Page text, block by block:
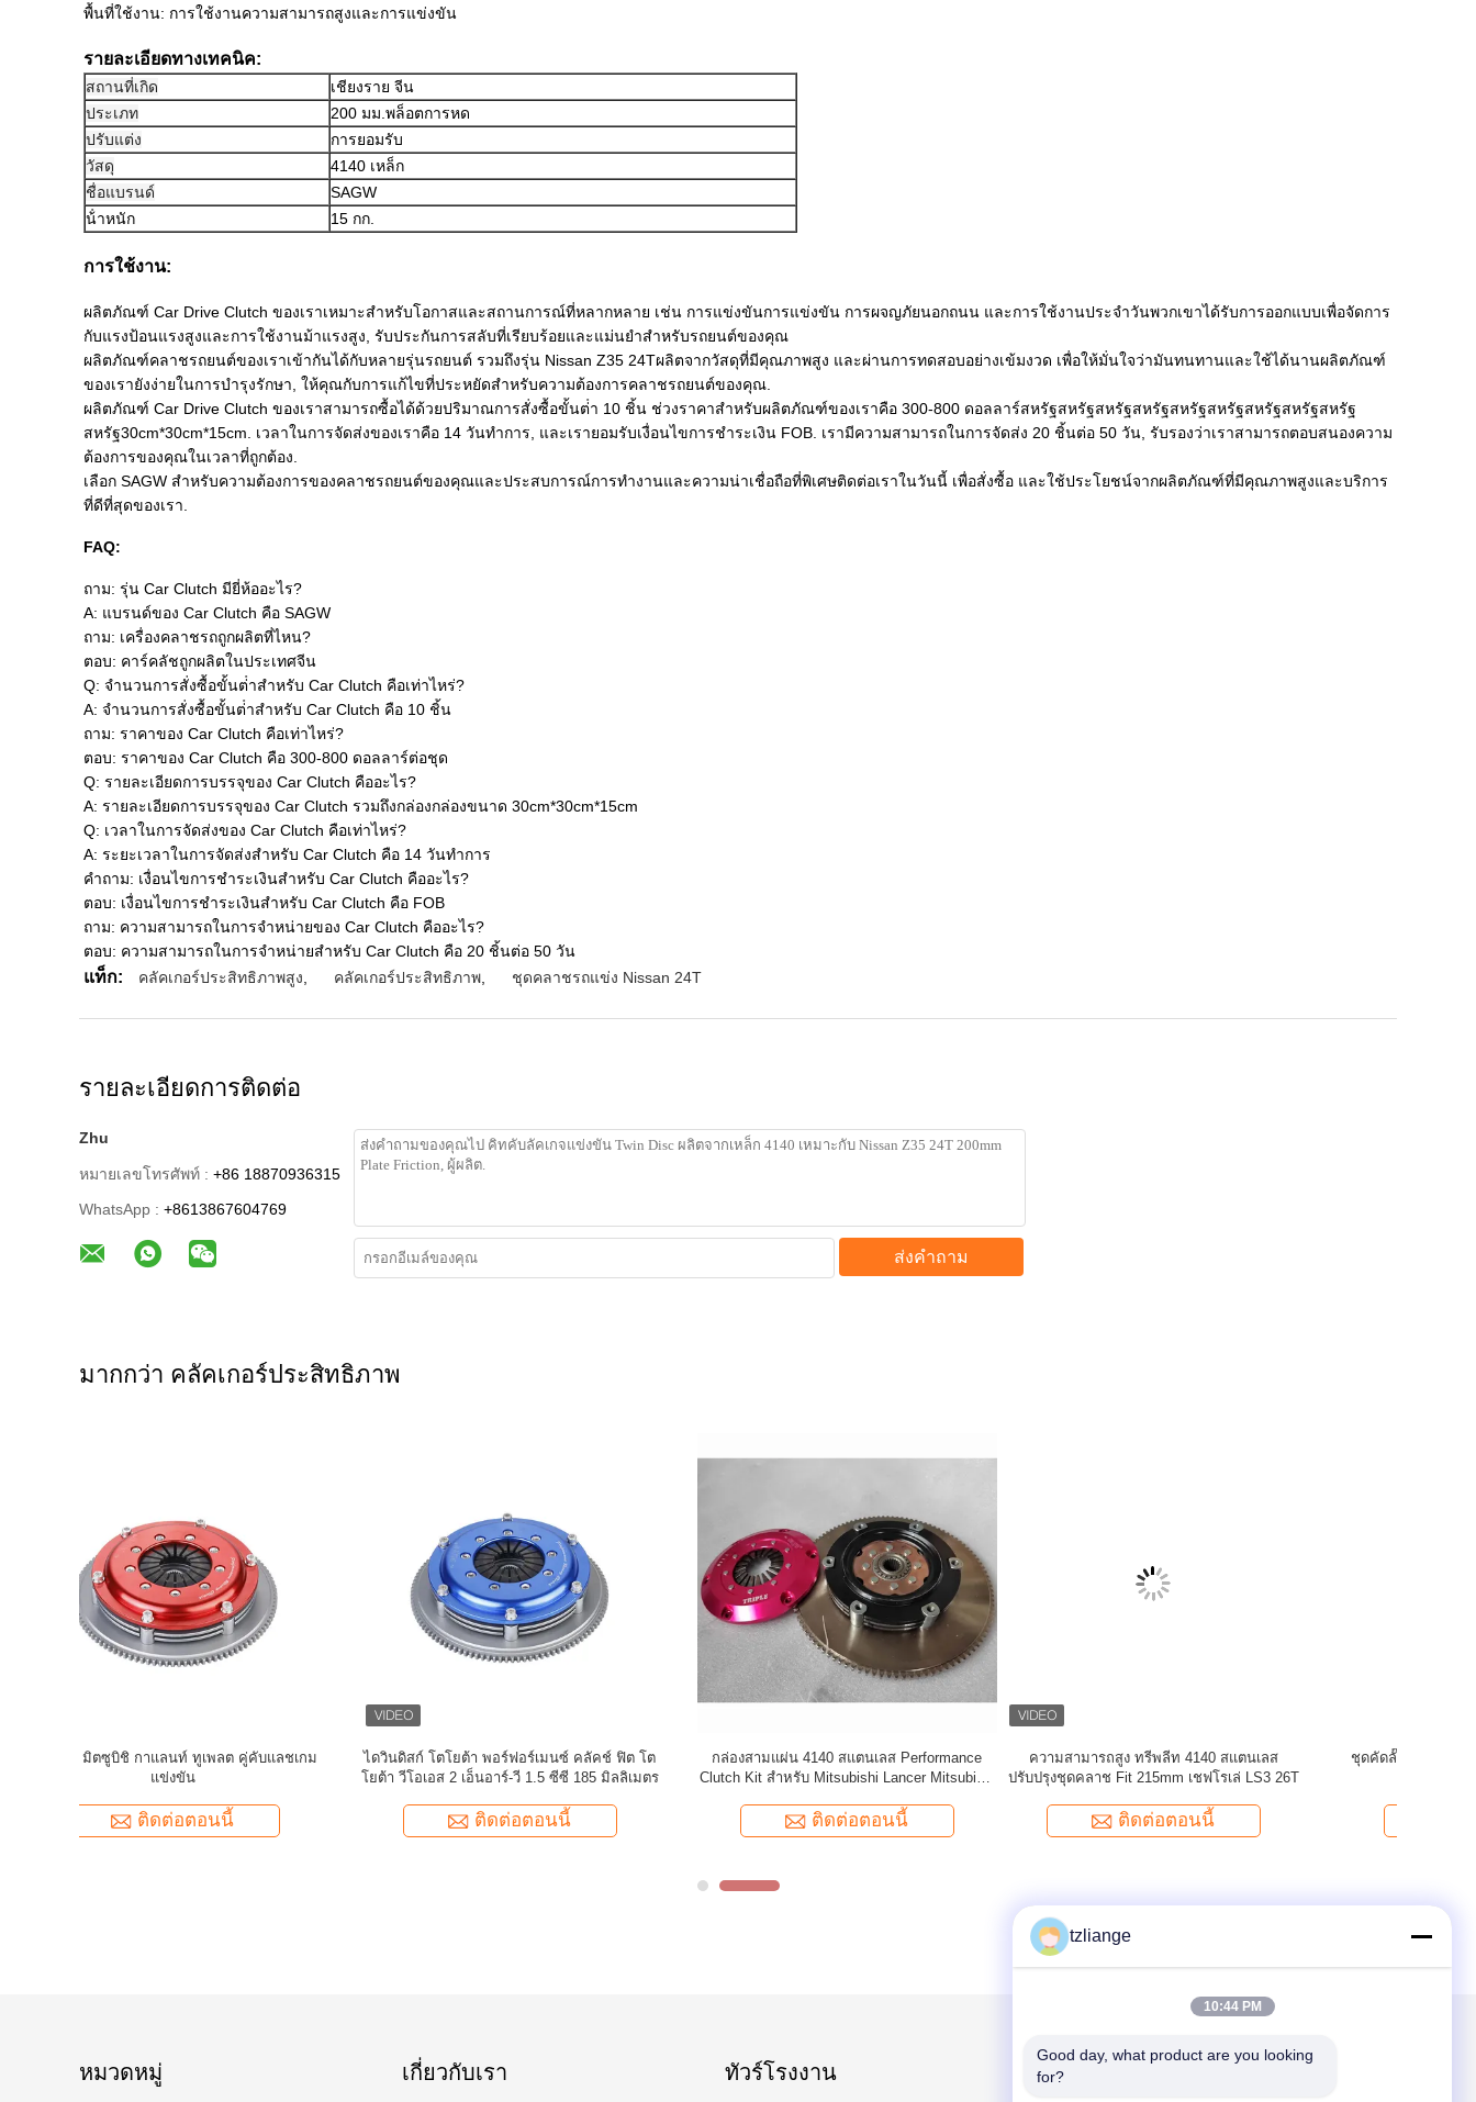
พื้นที่ใช้งาน: การใช้งานความสามารถสูงและการแข่งขัน
รายละเอียดทางเทคนิค:
สถานที่เกิด
เชียงราย จีน
ประเภท
200 มม. พล็อตการหด
ปรับแต่ง
การยอมรับ
วัสดุ
4140 เหล็ก
ชื่อแบรนด์
SAGW
น้ําหนัก
15 กก.
การใช้งาน:
ผลิตภัณฑ์ Car Drive Clutch ของเราเหมาะสําหรับโอกาสและสถานการณ์ที่หลากหลาย เช่น การแข่งขันการแข่งขัน การผจญภัยนอกถนน และการใช้งานประจําวันพวกเขาได้รับการออกแบบเพื่อจัดการ
กับแรงป้อนแรงสูงและการใช้งานม้าแรงสูง, รับประกันการสลับที่เรียบร้อยและแม่นยําสําหรับรถยนต์ของคุณ
ผลิตภัณฑ์คลาชรถยนต์ของเราเข้ากันได้กับหลายรุ่นรถยนต์ รวมถึงรุ่น Nissan Z35 24Tผลิตจากวัสดุที่มีคุณภาพสูง และผ่านการทดสอบอย่างเข้มงวด เพื่อให้มั่นใจว่ามันทนทานและใช้ได้นานผลิตภัณฑ์
ของเรายังง่ายในการบํารุงรักษา, ให้คุณกับการแก้ไขที่ประหยัดสําหรับความต้องการคลาชรถยนต์ของคุณ.
ผลิตภัณฑ์ Car Drive Clutch ของเราสามารถซื้อได้ด้วยปริมาณการสั่งซื้อขั้นต่ํา 10 ชิ้น ช่วงราคาสําหรับผลิตภัณฑ์ของเราคือ 300-800 ดอลลาร์สหรัฐสหรัฐสหรัฐสหรัฐสหรัฐสหรัฐสหรัฐสหรัฐสหรัฐ
สหรัฐ30cm*30cm*15cm. เวลาในการจัดส่งของเราคือ 14 วันทําการ, และเรายอมรับเงื่อนไขการชําระเงิน FOB. เรามีความสามารถในการจัดส่ง 20 ชิ้นต่อ 50 วัน, รับรองว่าเราสามารถตอบสนองความ
ต้องการของคุณในเวลาที่ถูกต้อง.
เลือก SAGW สําหรับความต้องการของคลาชรถยนต์ของคุณและประสบการณ์การทํางานและความน่าเชื่อถือที่พิเศษติดต่อเราในวันนี้ เพื่อสั่งซื้อ และใช้ประโยชน์จากผลิตภัณฑ์ที่มีคุณภาพสูงและบริการ
ที่ดีที่สุดของเรา.
FAQ:
ถาม: รุ่น Car Clutch มียี่ห้ออะไร?
A: แบรนด์ของ Car Clutch คือ SAGW
ถาม: เครื่องคลาชรถถูกผลิตที่ไหน?
ตอบ: คาร์คลัชถูกผลิตในประเทศจีน
Q: จํานวนการสั่งซื้อขั้นต่ําสําหรับ Car Clutch คือเท่าไหร่?
A: จํานวนการสั่งซื้อขั้นต่ําสําหรับ Car Clutch คือ 10 ชิ้น
ถาม: ราคาของ Car Clutch คือเท่าไหร่?
ตอบ: ราคาของ Car Clutch คือ 300-800 ดอลลาร์ต่อชุด
Q: รายละเอียดการบรรจุของ Car Clutch คืออะไร?
A: รายละเอียดการบรรจุของ Car Clutch รวมถึงกล่องกล่องขนาด 30cm*30cm*15cm
Q: เวลาในการจัดส่งของ Car Clutch คือเท่าไหร่?
A: ระยะเวลาในการจัดส่งสําหรับ Car Clutch คือ 14 วันทําการ
คําถาม: เงื่อนไขการชําระเงินสําหรับ Car Clutch คืออะไร?
ตอบ: เงื่อนไขการชําระเงินสําหรับ Car Clutch คือ FOB
ถาม: ความสามารถในการจําหน่ายของ Car Clutch คืออะไร?
ตอบ: ความสามารถในการจําหน่ายสําหรับ Car Clutch คือ 20 ชิ้นต่อ 50 วัน
แท็ก: คลัคเกอร์ประสิทธิภาพสูง คลัคเกอร์ประสิทธิภาพ ชุดคลาชรถแข่ง Nissan 24T
รายละเอียดการติดต่อ
Zhu
หมายเลขโทรศัพท์ : +86 18870936315
WhatsApp : +8613867604769
ส่งคำถาม
มากกว่า คลัคเกอร์ประสิทธิภาพ
ความสามารถสูง ทรีพลีท 4140 สแตนเลส
ปรับปรุงชุดคลาช Fit 215mm เชฟโรเล่ LS3 26T
ติดต่อตอนนี้
ชุดคัดลั๊กจิ๊บเดียว มีประสิทธิภาพสูง ติด Toyota
4A-GE 200mm
ติดต่อตอนนี้
Sagw 8.5'' Twin Plate 4140 สแตนเลส ความ
สามารถสูง ปรับปรุงชุดคลาช Fit BMW M5
ติดต่อตอนนี้
8.5' Sagw Single Disc High Performance
Clutch Kit เหมาะกับฮอนด้า R18
ติดต่อตอนนี้
หมวดหมู่ เกี่ยวกับเรา ทัวร์โรงงาน ส่งจดหมายถึงเรา
tzliange
10:44 PM
Good day, what product are you looking
for?